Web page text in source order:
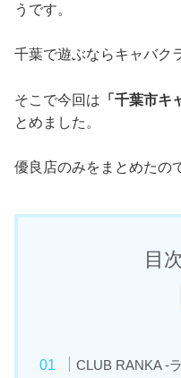
うです。
千葉で遊ぶならキャバク
そこで今回は 「千葉市キ
とめました。
優良店のみをまとめたの
目
CLUB RANKA -